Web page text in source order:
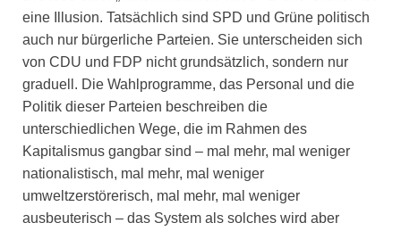
eine Illusion. Tatsächlich sind SPD und Grüne politisch
auch nur bürgerliche Parteien. Sie unterscheiden sich
von CDU und FDP nicht grundsätzlich, sondern nur
graduell. Die Wahlprogramme, das Personal und die
Politik dieser Parteien beschreiben die
unterschiedlichen Wege, die im Rahmen des
Kapitalismus gangbar sind – mal mehr, mal weniger
nationalistisch, mal mehr, mal weniger
umweltzerstörerisch, mal mehr, mal weniger
ausbeuterisch – das System als solches wird aber